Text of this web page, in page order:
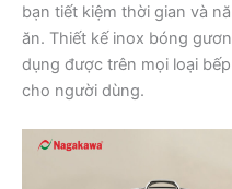
bạn tiết kiệm thời gian và
ăn. Thiết kế inox bóng
dụng được trên mọi loại
cho người dùng.